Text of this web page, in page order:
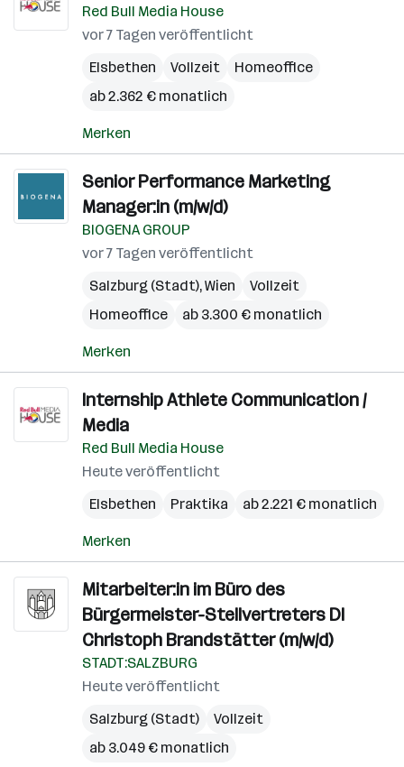
Red Bull Media House
vor 7 Tagen veröffentlicht
Elsbethen
Vollzeit
Homeoffice
ab 2.362 € monatlich
Merken
Senior Performance Marketing
Manager:in (m/w/d)
BIOGENA GROUP
vor 7 Tagen veröffentlicht
Salzburg (Stadt),Wien
Vollzeit
Homeoffice
ab 3.300 € monatlich
Merken
Internship Athlete Communication /
Media
Red Bull Media House
Heute veröffentlicht
Elsbethen
Praktika ab 2.221 € monatlich
Merken
Mitarbeiter:in im Büro des
Bürgermeister-Stellvertreters DI
Christoph Brandstätter (m/w/d)
STADT:SALZBURG
Heute veröffentlicht
Salzburg (Stadt)
Vollzeit
ab 3.049 € monatlich